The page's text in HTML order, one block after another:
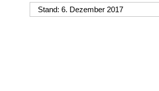
Stand: 6. Dezember 2017